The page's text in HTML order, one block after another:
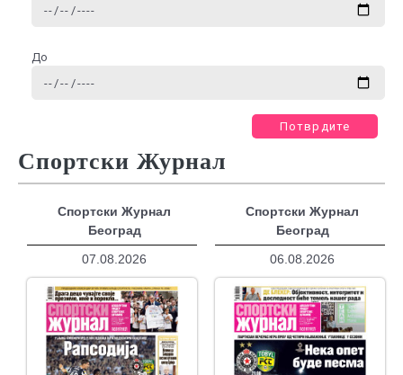
До
Потврдите
Спортски Журнал
Спортски Журнал
Београд
07.08.2026
Спортски Журнал
Београд
06.08.2026